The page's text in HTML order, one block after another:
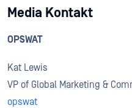
Media Kontakt
OPSWAT
Kat Lewis
VP of Global Marketing &
opswat